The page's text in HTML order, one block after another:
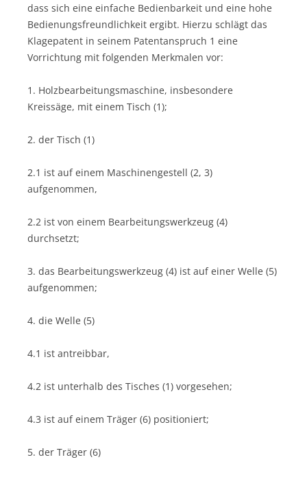
dass sich eine einfache Bedienbarkeit und eine hohe
Bedienungsfreundlichkeit ergibt. Hierzu schlägt das
Klagepatent in seinem Patentanspruch 1 eine
Vorrichtung mit folgenden Merkmalen vor:
1. Holzbearbeitungsmaschine, insbesondere
Kreissäge, mit einem Tisch (1);
2. der Tisch (1)
2.1 ist auf einem Maschinengestell (2, 3)
aufgenommen,
2.2 ist von einem Bearbeitungswerkzeug (4)
durchsetzt;
3. das Bearbeitungswerkzeug (4) ist auf einer Welle (5)
aufgenommen;
4. die Welle (5)
4.1 ist antreibbar,
4.2 ist unterhalb des Tisches (1) vorgesehen;
4.3 ist auf einem Träger (6) positioniert;
5. der Träger (6)